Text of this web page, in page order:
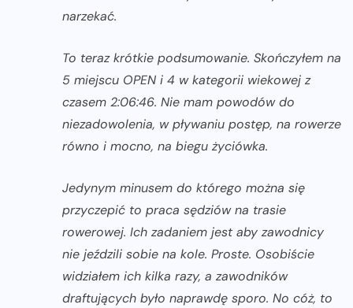
narzekać.
To teraz krótkie podsumowanie. Skończyłem na
5 miejscu OPEN i 4 w kategorii wiekowej z
czasem 2:06:46. Nie mam powodów do
niezadowolenia, w pływaniu postęp, na rowerze
równo i mocno, na biegu życiówka.
Jedynym minusem do którego można się
przyczepić to praca sędziów na trasie
rowerowej. Ich zadaniem jest aby zawodnicy
nie jeździli sobie na kole. Proste. Osobiście
widziałem ich kilka razy, a zawodników
draftujących było naprawdę sporo. No cóż, to